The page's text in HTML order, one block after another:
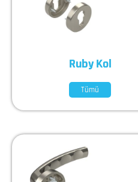
Ruby Kol
Tümü